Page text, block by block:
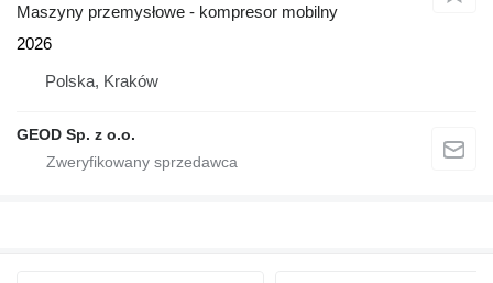
Maszyny przemysłowe - kompresor mobilny
2026
Polska, Kraków
GEOD Sp. z o.o.